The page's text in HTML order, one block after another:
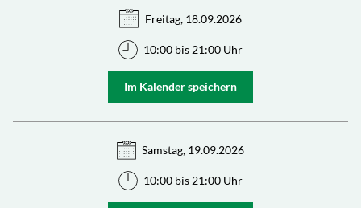
Freitag, 18.09.2026
10:00 bis 21:00 Uhr
Im Kalender speichern
Samstag, 19.09.2026
10:00 bis 21:00 Uhr